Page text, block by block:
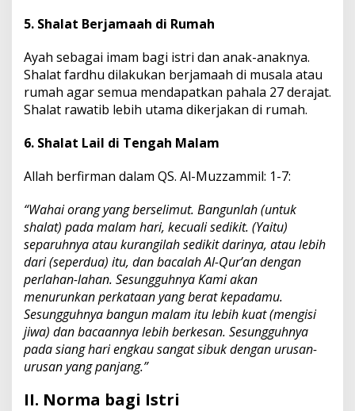
5. Shalat Berjamaah di Rumah
Ayah sebagai imam bagi istri dan anak-anaknya.
Shalat fardhu dilakukan berjamaah di musala atau
rumah agar semua mendapatkan pahala 27 derajat.
Shalat rawatib lebih utama dikerjakan di rumah.
6. Shalat Lail di Tengah Malam
Allah berfirman dalam QS. Al-Muzzammil: 1-7:
“Wahai orang yang berselimut. Bangunlah (untuk
shalat) pada malam hari, kecuali sedikit. (Yaitu)
separuhnya atau kurangilah sedikit darinya, atau lebih
dari (seperdua) itu, dan bacalah Al-Qur’an dengan
perlahan-lahan. Sesungguhnya Kami akan
menurunkan perkataan yang berat kepadamu.
Sesungguhnya bangun malam itu lebih kuat (mengisi
jiwa) dan bacaannya lebih berkesan. Sesungguhnya
pada siang hari engkau sangat sibuk dengan urusan-
urusan yang panjang.”
II. Norma bagi Istri